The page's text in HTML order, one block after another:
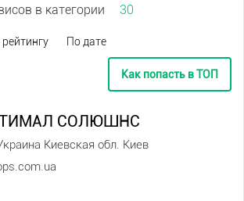
в категории 30
По дате
Как попасть в ТОП
СОЛЮШНС
Киевская обл. Киев